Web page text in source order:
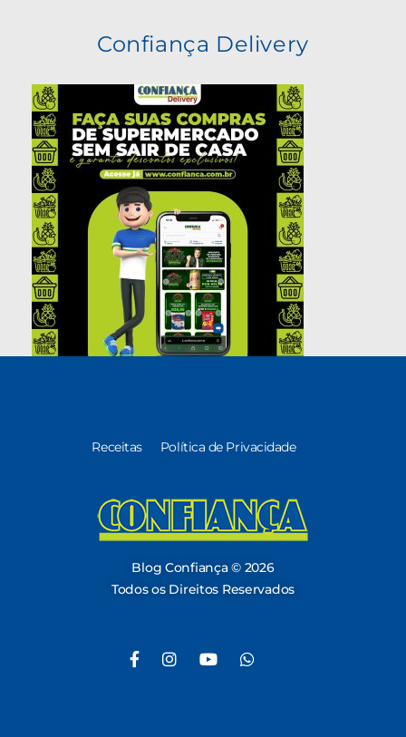
Confiança Delivery
Receitas Política de Privacidade
Blog Confiança © 2026
Todos os Direitos Reservados